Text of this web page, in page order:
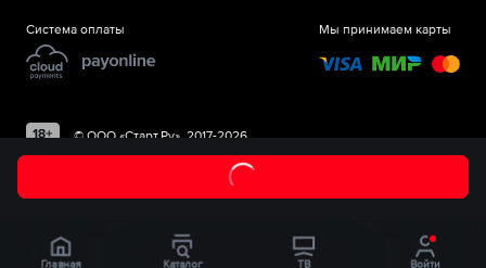
Система оплаты Мы принимаем карты
©ООО «Старт.Ру», 2017-2026
Главная Каталог ТВ Войти